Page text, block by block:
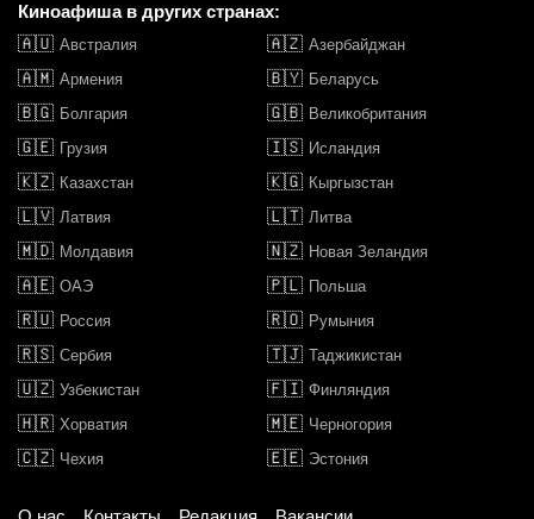
Киноафиша в других странах:
🇦🇺 Австралия 🇦🇿 Азербайджан
🇦🇲 Армения 🇧🇾 Беларусь
🇧🇬 Болгария 🇬🇧 Великобритания
🇬🇪 Грузия 🇮🇸 Исландия
🇰🇿 Казахстан 🇰🇬 Кыргызстан
🇱🇻 Латвия 🇱🇹 Литва
🇲🇩 Молдавия 🇳🇿 Новая Зеландия
🇦🇪 ОАЭ 🇵🇱 Польша
🇷🇺 Россия 🇷🇴 Румыния
🇷🇸 Сербия 🇹🇯 Таджикистан
🇺🇿 Узбекистан 🇫🇮 Финляндия
🇭🇷 Хорватия 🇲🇪 Черногория
🇨🇿 Чехия 🇪🇪 Эстония